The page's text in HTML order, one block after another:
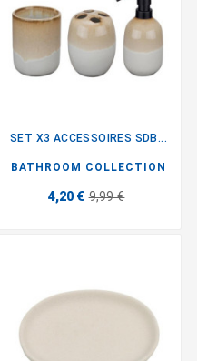
SET X3 ACCESSOIRES SDB...
BATHROOM COLLECTION
4,20 € 9,99 €